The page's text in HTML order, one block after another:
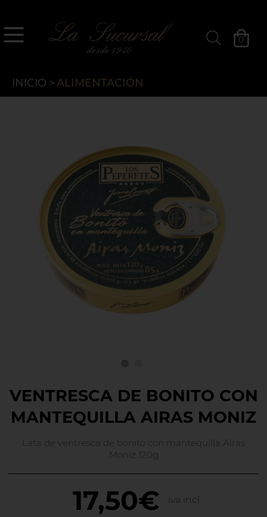
Filtros » 0
INICIO >ALIMENTACIÓN
VENTRESCA DE BONITO CON
MANTEQUILLA AIRAS MONIZ
Lata de ventresca de bonito con mantequilla Airas
Moniz 120g
17,50€ iva incl.